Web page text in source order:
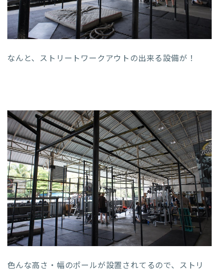
なんと、ストリートワークアウトの出来る設備が！
色んな高さ・幅のポールが設置されてるので、ストリ